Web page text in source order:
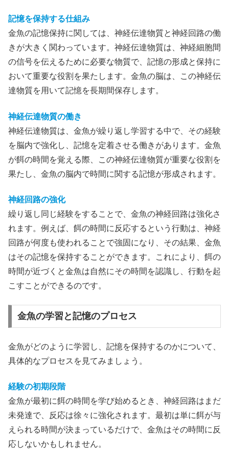
記憶を保持する仕組み
金魚の記憶保持に関しては、神経伝達物質と神経回路の働
きが大きく関わっています。神経伝達物質は、神経細胞間
の信号を伝えるために必要な物質で、記憶の形成と保持に
おいて重要な役割を果たします。金魚の脳は、この神経伝
達物質を用いて記憶を長期間保存します。
神経伝達物質の働き
神経伝達物質は、金魚が繰り返し学習する中で、その経験
を脳内で強化し、記憶を定着させる働きがあります。金魚
が餌の時間を覚える際、この神経伝達物質が重要な役割を
果たし、金魚の脳内で時間に関する記憶が形成されます。
神経回路の強化
繰り返し同じ経験をすることで、金魚の神経回路は強化さ
れます。例えば、餌の時間に反応するという行動は、神経
回路が何度も使われることで強固になり、その結果、金魚
はその記憶を保持することができます。これにより、餌の
時間が近づくと金魚は自然にその時間を認識し、行動を起
こすことができるのです。
金魚の学習と記憶のプロセス
金魚がどのように学習し、記憶を保持するのかについて、
具体的なプロセスを見てみましょう。
経験の初期段階
金魚が最初に餌の時間を学び始めるとき、神経回路はまだ
未発達で、反応は徐々に強化されます。最初は単に餌が与
えられる時間が決まっているだけで、金魚はその時間に反
応しないかもしれません。